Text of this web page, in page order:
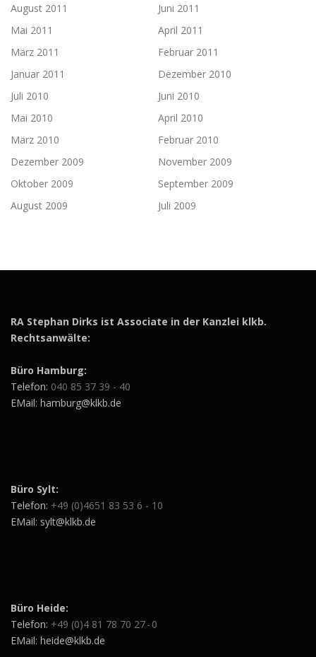
August 2011
Juni 2011
Mai 2011
April 2011
März 2011
Februar 2011
Januar 2011
Dezember 2010
Juli 2010
Juni 2010
Mai 2010
April 2010
März 2010
Februar 2010
Dezember 2009
November 2009
Oktober 2009
September 2009
August 2009
Juli 2009
RA Stephan Dirks ist Associate in der Kanzlei klkb.
Rechtsanwälte:
Büro Hamburg:
Telefon: 040 85 37 39 - 40
EMail: hamburg@klkb.de
Büro Sylt:
Telefon: +49 (0)4651 83 53 6 - 10
EMail: sylt@klkb.de
Büro Heide:
Telefon: +49 (0)4 81 78 70 27 - 0
EMail: heide@klkb.de